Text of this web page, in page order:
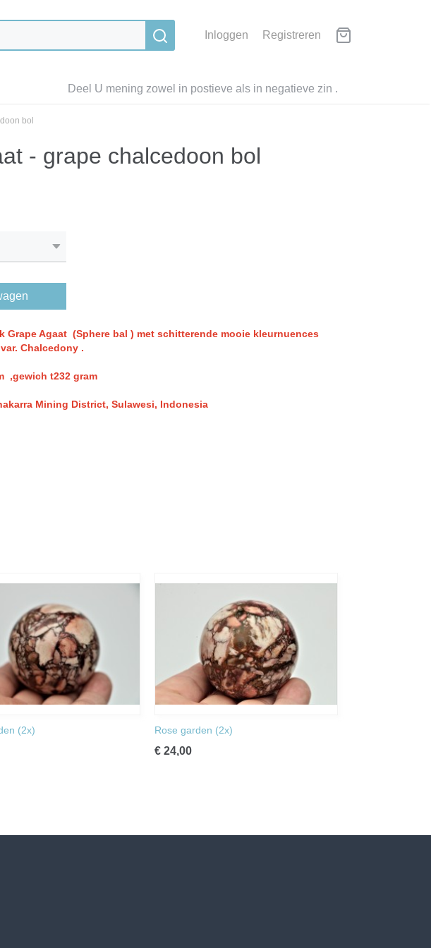
Inloggen Registreren
Deel U mening zowel in postieve als in negatieve zin .
bol
- grape chalcedoon bol
Grape Agaat (Sphere bal ) met schitterende mooie kleurnuences
Chalcedony .
,gewich t232 gram
Mining District, Sulawesi, Indonesia
(2x) Rose garden (2x)
€ 24,00